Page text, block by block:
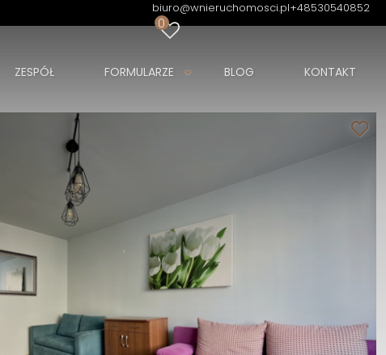
biuro@wnieruchomosci.pl+48530540852
0
ZESPÓŁ FORMULARZE BLOG KONTAKT